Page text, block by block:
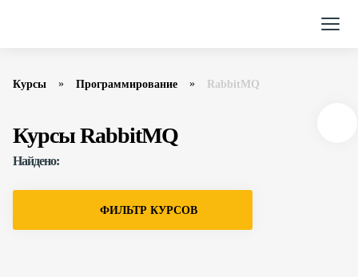
Курсы Программирование RabbitMQ
Курсы RabbitMQ
Найдено:
ФИЛЬТР КУРСОВ